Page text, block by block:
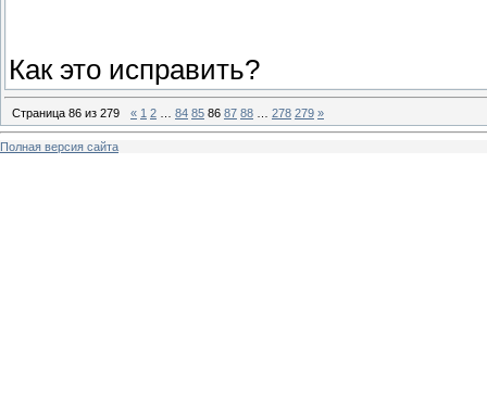
Как это исправить?
Страница 86 из 279 « 1 2 84 85 86 87 88 278 279 »
Полная версия сайта